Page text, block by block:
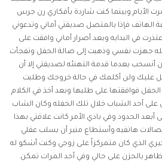
وبينما كنت شاردة بأفكاري رن جرس
الهاتف فإذا بالمتصل صديقتي أماني وتدعوني
في البدايه وبعد أصرار أماني وافقت على
جهزت نفسي وذهبت إلى صالة الحفل وتفجأت
أنسحب بعدما قدمة التهنئه لصديقتي إلا أن
عليك ولن أكلمك في حالة خروجك وطلبت
فوافقتها على طلبها وبعد أخذ في الكلام
أحد الشباب خلال تلك الحفله وكان الشاب
الحدود وفي بادي الأمر كانت علاقتي بهذا
هاتفيه وأستطاع منير أن يسلب عقلي
الذي كان متمركزاً على زوجي وكنت أشكو له
بالحزن على حالي وفي أحد المرات تمكن